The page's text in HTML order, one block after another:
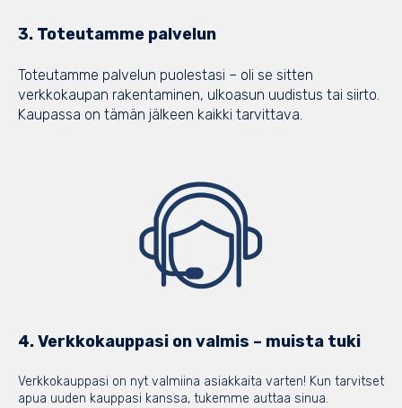
3. Toteutamme palvelun
Toteutamme palvelun puolestasi – oli se sitten
verkkokaupan rakentaminen, ulkoasun uudistus tai siirto.
Kaupassa on tämän jälkeen kaikki tarvittava.
4. Verkkokauppasi on valmis – muista tuki
Verkkokauppasi on nyt valmiina asiakkaita varten! Kun tarvitset
apua uuden kauppasi kanssa, tukemme auttaa sinua.